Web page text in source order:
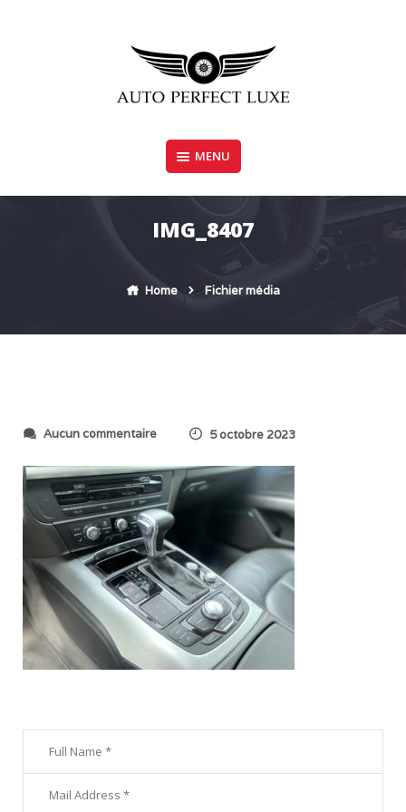
AUTO PERFECT LUXE
MENU
IMG_8407
Home Fichier média
Aucun commentaires
r
I
M
G
_
8
4
0
5 octobre 2023